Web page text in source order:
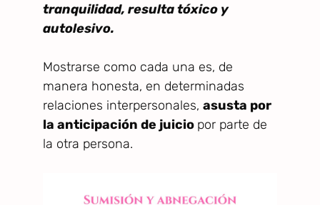
tranquilidad, resulta tóxico y
autolesivo.
Mostrarse como cada una es, de
manera honesta, en determinadas
relaciones interpersonales, asusta por
la anticipación de juicio por parte de
la otra persona.